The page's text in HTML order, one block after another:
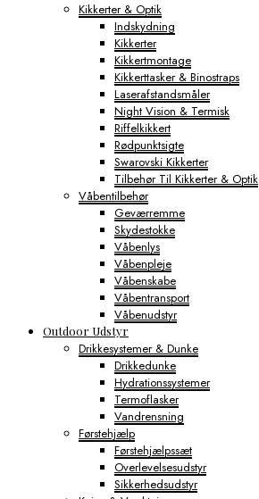
Kikkerter & Optik
Indskydning
Kikkerter
Kikkertmontage
Kikkerttasker & Binostraps
Laserafstandsmåler
Night Vision & Termisk
Riffelkikkert
Rødpunktsigte
Swarovski Kikkerter
Tilbehør Til Kikkerter & Optik
Våbentilbehør
Geværremme
Skydestokke
Våbenlys
Våbenpleje
Våbenskabe
Våbentransport
Våbenudstyr
Outdoor Udstyr
Drikkesystemer & Dunke
Drikkedunke
Hydrationssystemer
Termoflasker
Vandrensning
Førstehjælp
Førstehjælpssæt
Overlevelsesudstyr
Sikkerhedsudstyr